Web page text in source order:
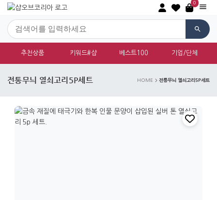
0
추천상품 키워드#샵 베스트100 기업/단체
전통무늬 열쇠고리5P세트 HOME 전통무늬 열쇠고리5P세트